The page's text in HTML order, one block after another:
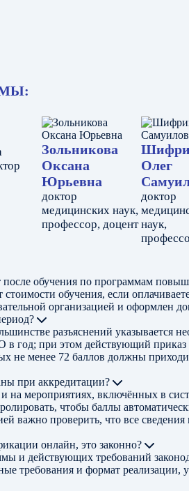
Зольникова
Оксана
Юрьевна
доктор
медицинских наук,
профессор, доцент
Олег
доктор
наук,
обучения по программам
обучения, если
организацией и оформлен
разъяснений указывается
в год; при этом действующий
не менее 72 баллов должны
при аккредитации?
на мероприятиях, включённых в
чтобы баллы
важно проверить, что все
онлайн, это законно?
и действующих требований
требования и формат реализации,